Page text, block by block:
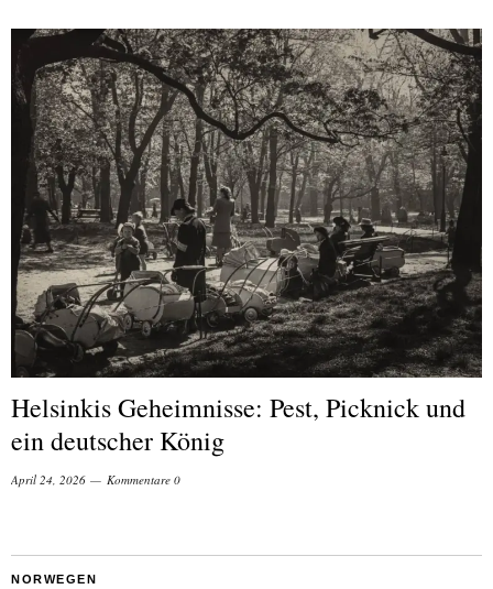
Helsinkis Geheimnisse: Pest, Picknick und
ein deutscher König
April 24, 2026 Kommentare 0
NORWEGEN